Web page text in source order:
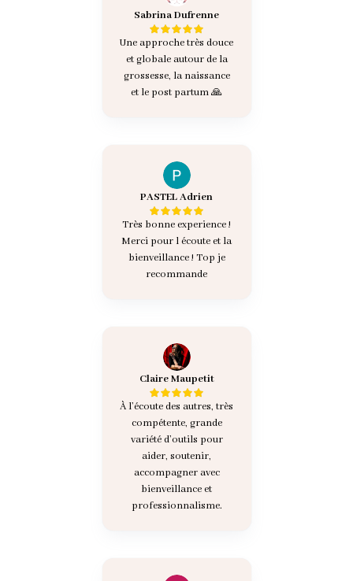
Sabrina Dufrenne
Une approche très douce
et globale autour de la
grossesse, la naissance
et le post partum 🙏
PASTEL Adrien
Très bonne experience !
Merci pour l écoute et la
bienveillance ! Top je
recommande
Claire Maupetit
À l’écoute des autres, très
compétente, grande
variété d’outils pour
aider, soutenir,
accompagner avec
bienveillance et
professionnalisme.